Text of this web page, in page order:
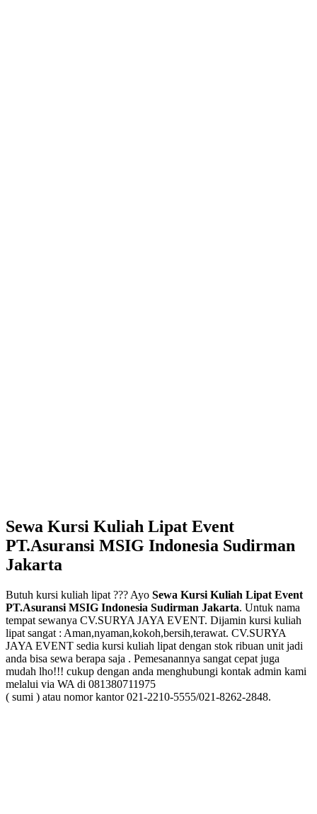
Sewa Kursi Kuliah Lipat Event
PT.Asuransi MSIG Indonesia Sudirman
Jakarta
Butuh kursi kuliah lipat ??? Ayo Sewa Kursi Kuliah Lipat Event
PT.Asuransi MSIG Indonesia Sudirman Jakarta. Untuk nama
tempat sewanya CV.SURYA JAYA EVENT. Dijamin kursi kuliah
lipat sangat : Aman,nyaman,kokoh,bersih,terawat. CV.SURYA
JAYA EVENT sedia kursi kuliah lipat dengan stok ribuan unit jadi
anda bisa sewa berapa saja . Pemesanannya sangat cepat juga
mudah lho!!! cukup dengan anda menghubungi kontak admin kami
melalui via WA di 081380711975
( sumi ) atau nomor kantor 021-2210-5555/021-8262-2848.